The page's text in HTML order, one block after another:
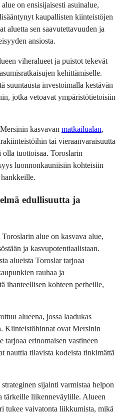
on ensisijaisesti asuinalue,
kaupallisten kiinteistöjen
aluetta sen saavutettavuuden ja
ansiosta.
viheralueet ja puistot tekevät
kehittämiselle.
suuntausta investoimalla kestävän
jotka vetoavat ympäristötietoisiin
Mersinin kasvavan matkailualan,
tai vieraanvaraisuutta
tuottoisaa. Toroslarin
luonnonkauniisiin kohteisiin
edullisuutta ja
alue on kasvava alue,
ja kasvupotentiaalistaan.
alueista Toroslar tarjoaa
rauhaa ja
ihanteellisen kohteen perheille,
alueena, jossa laadukas
Kiinteistöhinnat ovat Mersinin
tarjoaa erinomaisen vastineen
nauttia tilavista kodeista tinkimättä
sijainti varmistaa helpon
tärkeille liikenneväylille. Alueen
tukee vaivatonta liikkumista, mikä